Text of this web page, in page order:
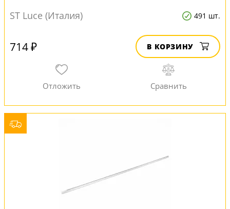
ST Luce (Италия)
491 шт.
714 ₽ В КОРЗИНУ